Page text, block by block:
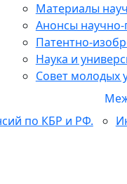
Материалы
Анонсы научно-
Патентно-
Наука и
Совет молодых
по КБР и РФ.